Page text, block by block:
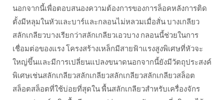
นอกจากนี้เพื่อตอบสนองความต้องการของการล็อคหลังการติด
ตั้งมีหลุมในหัวและบาร์และกลอนไม่หลวมเมื่อสั่น บางเกลียว
สลักเกลียวบางเรียกว่าสลักเกลียวเอวบาง กลอนนี้ช่วยในการ
เชื่อมต่อของแรง โครงสร้างเหล็กมีสายฟ้าแรงสูงพิเศษที่หัวจะ
ใหญ่ขึ้นและมีการเปลี่ยนแปลงขนาดนอกจากนี้ยังมีวัตถุประสงค์
พิเศษเช่นสลักเกลียวสลักเกลียวสลักเกลียวสลักเกลียวสล็อต
สล็อตสล็อตที่ใช้บ่อยที่สุดใน พื้นสลักเกลียวสำหรับเครื่องจักร